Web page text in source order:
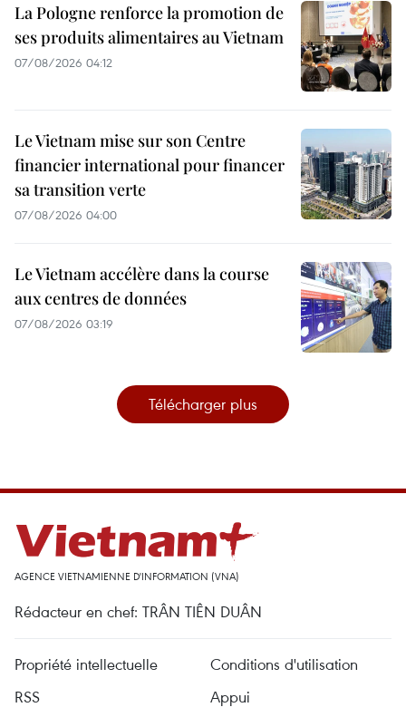
La Pologne renforce la promotion de
ses produits alimentaires au Vietnam
07/08/2026 04:12
Le Vietnam mise sur son Centre
financier international pour financer
sa transition verte
07/08/2026 04:00
Le Vietnam accélère dans la course
aux centres de données
07/08/2026 03:19
Télécharger plus
AGENCE VIETNAMIENNE D'INFORMATION (VNA)
Rédacteur en chef: TRÂN TIÊN DUÂN
Propriété intellectuelle
Conditions d'utilisation
RSS
Appui